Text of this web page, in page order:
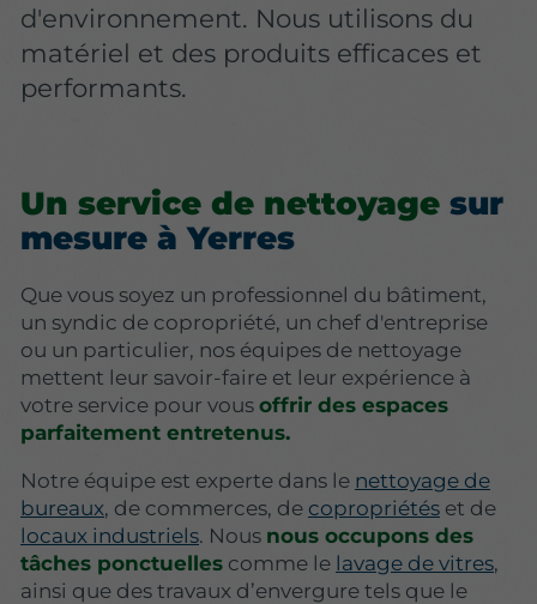
d'environnement. Nous utilisons du
matériel et des produits efficaces et
performants.
Un service de nettoyage sur
mesure à Yerres
Que vous soyez un professionnel du bâtiment,
un syndic de copropriété, un chef d'entreprise
ou un particulier, nos équipes de nettoyage
mettent leur savoir-faire et leur expérience à
votre service pour vous offrir des espaces
parfaitement entretenus.
Notre équipe est experte dans le nettoyage de
bureaux, de commerces, de copropriétés et de
locaux industriels. Nous nous occupons des
tâches ponctuelles comme le lavage de vitres,
ainsi que des travaux d’envergure tels que le